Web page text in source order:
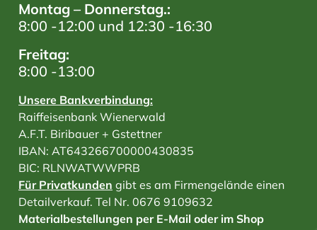
Montag – Donnerstag.:
8:00 -12:00 und 12:30 -16:30
Freitag:
8:00 -13:00
Unsere Bankverbindung:
Raiffeisenbank Wienerwald
A.F.T. Biribauer + Gstettner
IBAN: AT643266700000430835
BIC: RLNWATWWPRB
Für Privatkunden gibt es am Firmengelände einen
Detailverkauf. Tel Nr. 0676 9109632
Materialbestellungen per E-Mail oder im Shop